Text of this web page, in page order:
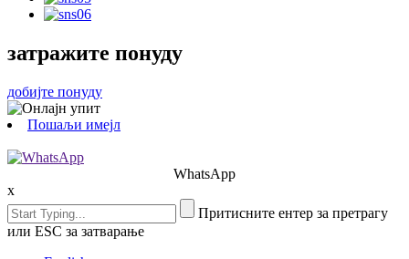
затражите понуду
добијте понуду
Пошаљи имејл
WhatsApp
x
Притисните ентер за претрагу
или ESC за затварање